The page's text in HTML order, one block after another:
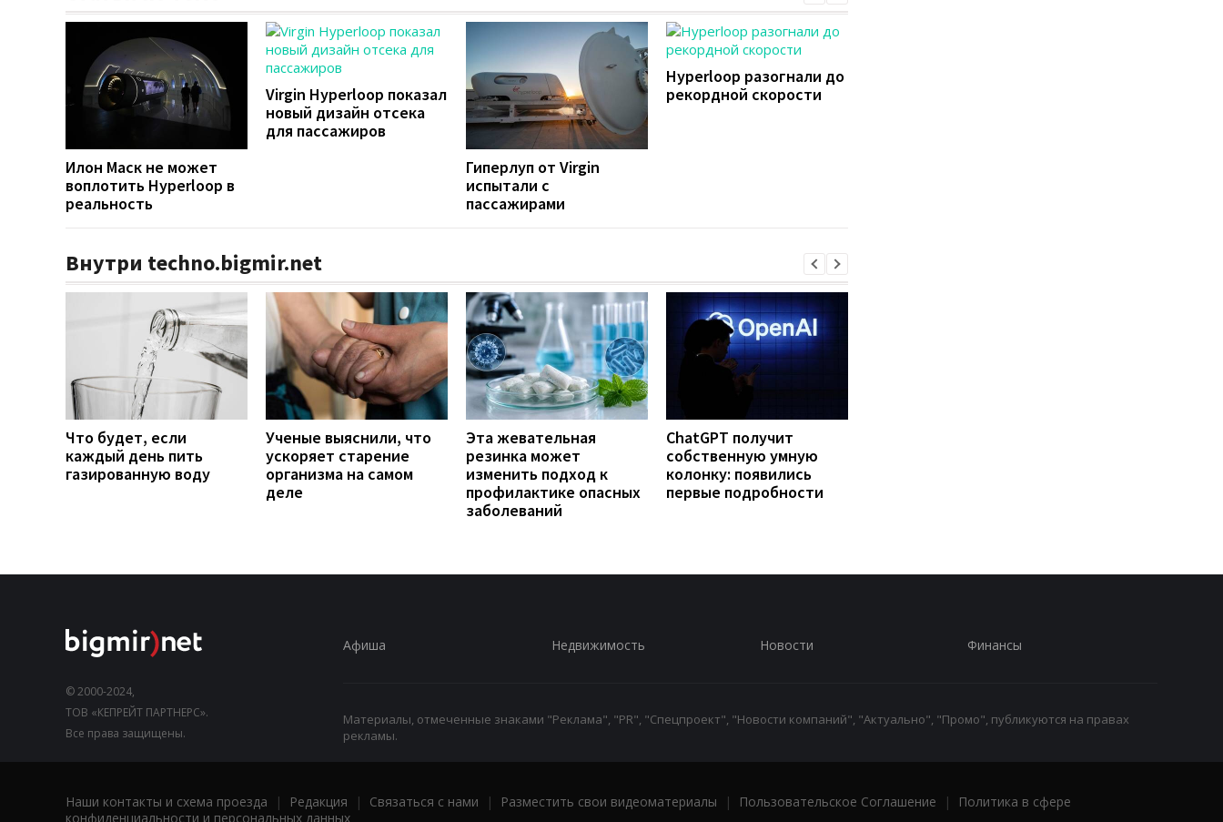
Илон Маск не может
воплотить Hyperloop в
реальность
Virgin Hyperloop показал
новый дизайн отсека
для пассажиров
Гиперлуп от Virgin
испытали с
пассажирами
Hyperloop разогнали до
рекордной скорости
Внутри techno.bigmir.net
Что будет, если
каждый день пить
газированную воду
Ученые выяснили, что
ускоряет старение
организма на самом
деле
Эта жевательная
резинка может
изменить подход к
профилактике опасных
заболеваний
ChatGPT получит
собственную умную
колонку: появились
первые подробности
© 2000-2024,
ТОВ «КЕПРЕЙТ ПАРТНЕРС».
Все права защищены.
Афиша Недвижимость Новости Финансы
Материалы, отмеченные знаками "Реклама", "PR", "Спецпроект", "Новости компаний", "Актуально", "Промо", публикуются на правах
рекламы.
Наши контакты и схема проезда | Редакция | Связаться с нами | Разместить свои видеоматериалы | Пользовательское Соглашение |
Политика в сфере
конфиденциальности и персональных данных